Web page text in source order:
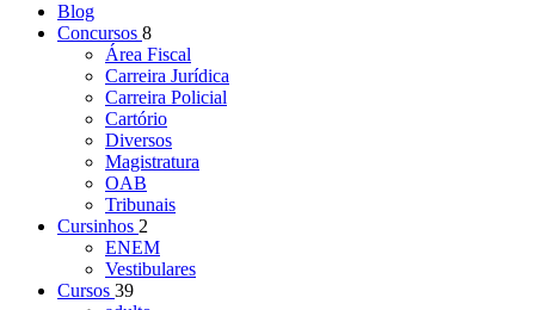
Blog
Concursos 8
Área Fiscal
Carreira Jurídica
Carreira Policial
Cartório
Diversos
Magistratura
OAB
Tribunais
Cursinhos 2
ENEM
Vestibulares
Cursos 39